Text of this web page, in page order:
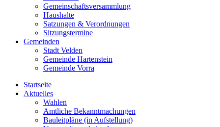
Gemeinschaftsversammlung
Haushalte
Satzungen & Verordnungen
Sitzungstermine
Gemeinden
Stadt Velden
Gemeinde Hartenstein
Gemeinde Vorra
Startseite
Aktuelles
Wahlen
Amtliche Bekanntmachungen
Bauleitpläne (in Aufstellung)